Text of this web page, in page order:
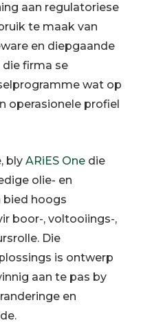
aan regulatoriese
te maak van
en diepgaande
firma se
wat op
operasionele profiel
bly ARiES One die
olie- en
bied hoogs
boor-, voltooiings-,
Die
is ontwerp
aan te pas by
en